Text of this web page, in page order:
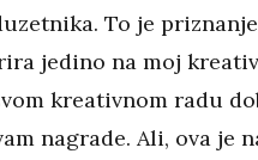
To je
jedino na moj
kreativnom radu
nagrade. Ali, ova je